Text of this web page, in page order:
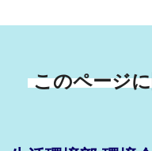
このページ